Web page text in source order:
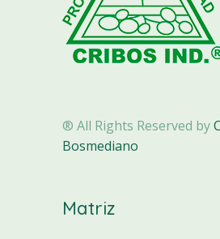
® All Rights Reserved by
Bosmediano
Matriz